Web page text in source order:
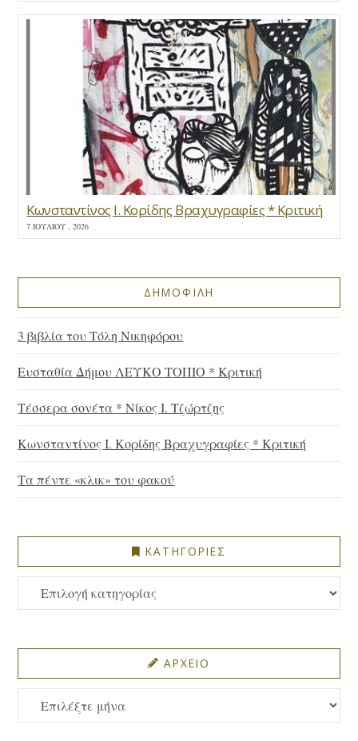
Κωνσταντίνος Ι. Κορίδης Βραχυγραφίες * Κριτική
7 ΙΟΥΛΊΟΥ , 2026
ΔΗΜΟΦΙΛΗ
3 βιβλία του Τόλη Νικηφόρου
Ευσταθία Δήμου ΛΕΥΚΟ ΤΟΠΙΟ * Κριτική
Τέσσερα σονέτα * Νίκος Ι. Τζώρτζης
Κωνσταντίνος Ι. Κορίδης Βραχυγραφίες * Κριτική
Τα πέντε «κλικ» του φακού
ΚΑΤΗΓΟΡΙΕΣ
ΚΑΤΗΓΟΡΙΕΣ
ΑΡΧΕΙΟ
ΑΡΧΕΙΟ